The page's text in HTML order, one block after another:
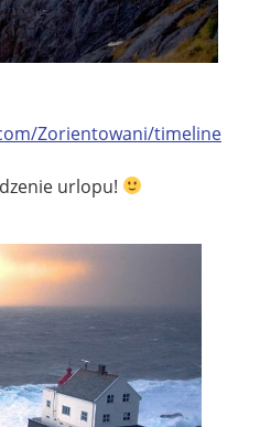
Zorientowani/timeline
urlopu!